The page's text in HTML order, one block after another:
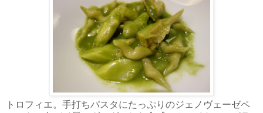
トロフィエ。手打ちパスタにたっぷりのジェノヴェーゼペ